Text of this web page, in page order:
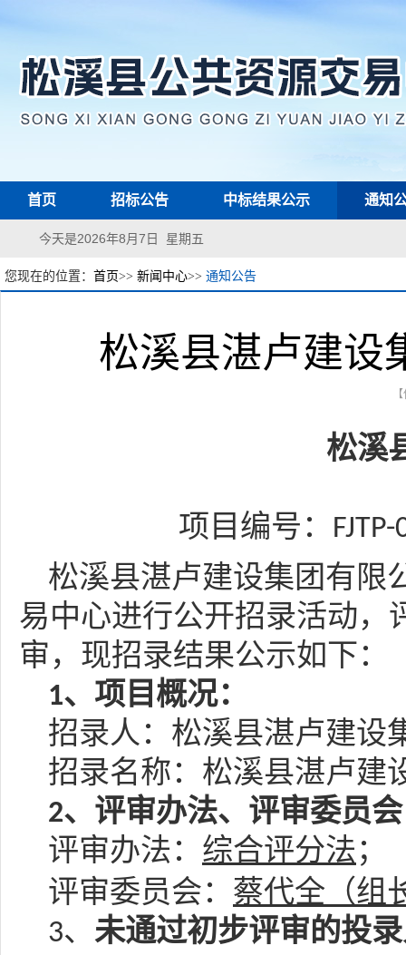
首页 招标公告 中标结果公示 通知
今天是2026年8月7日 星期五
您现在的位置： 首页>> 新闻中心>> 通知公告
松溪县湛卢建设
松溪
项目 编号：
松溪县湛卢建设集团有限
易中心进行公开招录活动，
审， 现招录结果公示如下：
1、项目概况：
招录人： 松溪县湛卢建设
招录名称： 松溪县湛卢建
2、 评审办法、 评审委员会
评审办法 ： 综合评分法 ；
评审委员会 ： 蔡代全 （组
3、未通过初步评审 的投录